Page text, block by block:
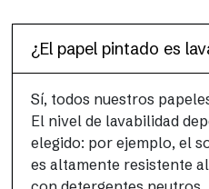
¿El papel pintado es
Sí, todos nuestros
El nivel de lavabilidad
elegido: por ejemplo, el
es altamente resistente